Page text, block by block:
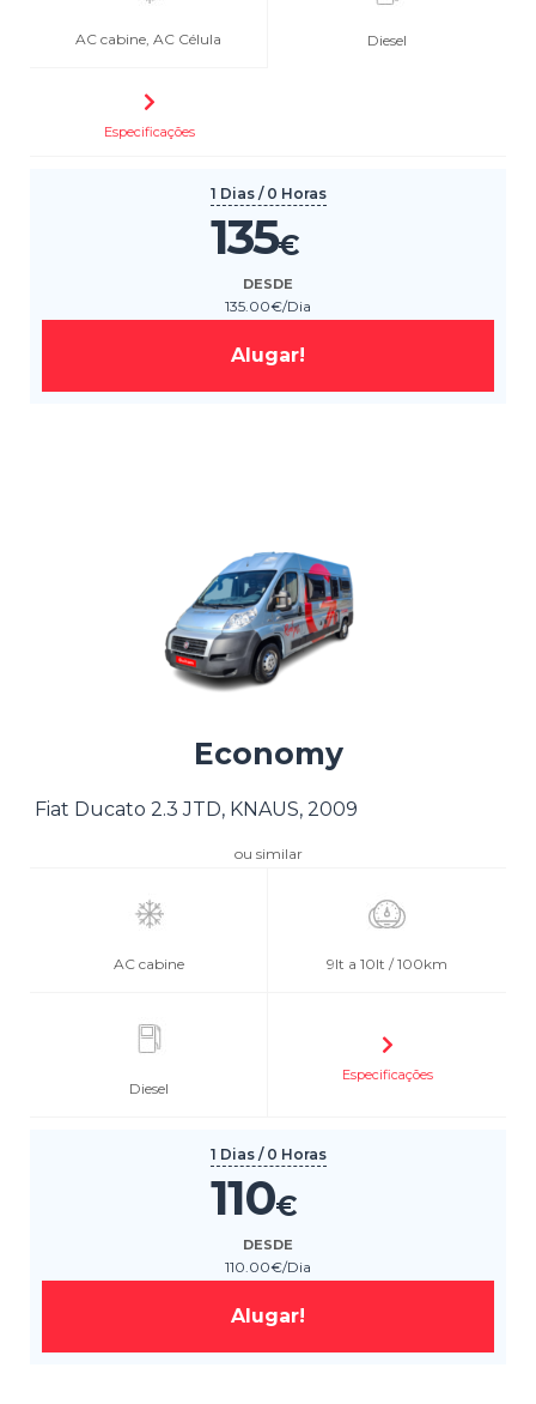
AC cabine, AC Célula Diesel
Especificações
1 Dias / 0 Horas
135€
DESDE
135.00€/Dia
Alugar!
Economy
Fiat Ducato 2.3 JTD, KNAUS, 2009
ou similar
AC cabine 9lt a 10lt / 100km
Diesel
Especificações
1 Dias / 0 Horas
110€
DESDE
110 .00€/Dia
Alugar!